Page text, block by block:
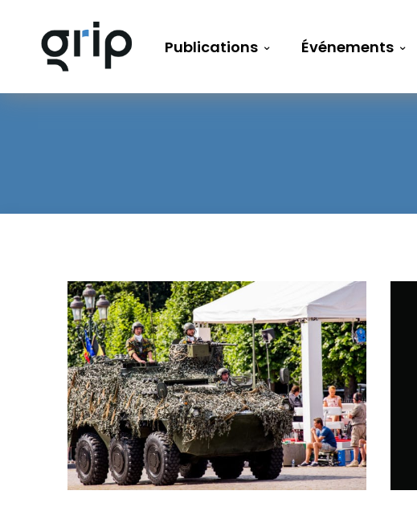
Publications Événements